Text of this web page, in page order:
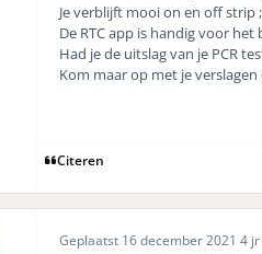
Je verblijft mooi on en off strip
De RTC app is handig voor het
Had je de uitslag van je PCR
Kom maar op met je verslagen
Citeren
Geplaatst 16 december 2021 4 jr